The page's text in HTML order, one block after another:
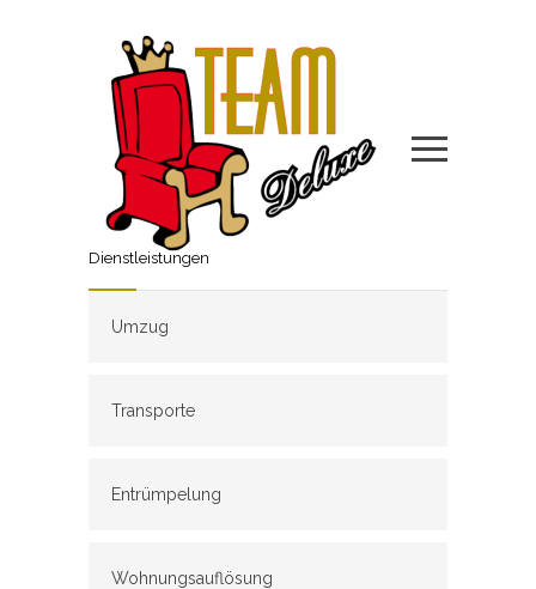
Dienstleistungen
Umzug
Transporte
Entrümpelung
Wohnungsauflösung